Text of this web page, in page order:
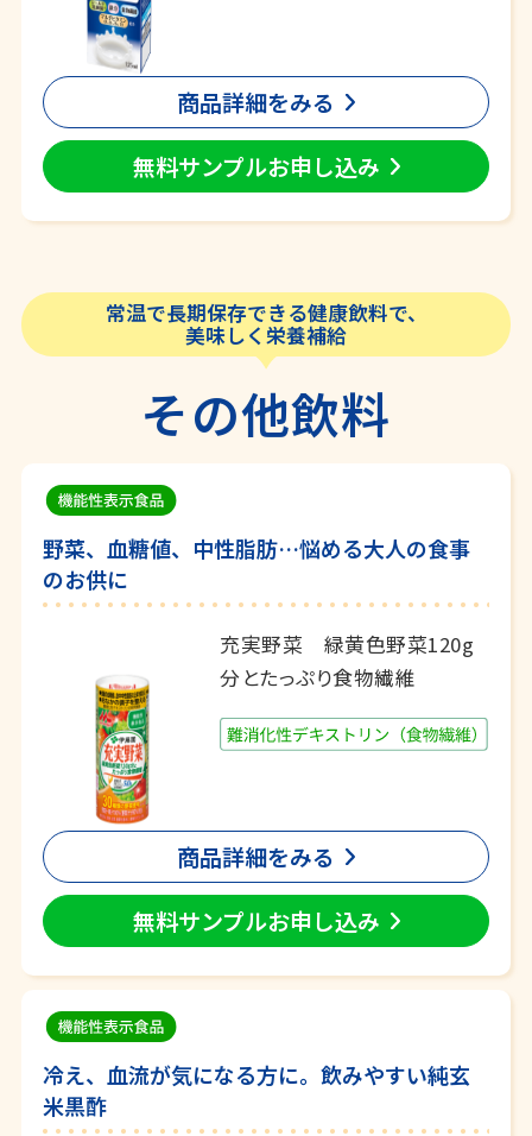
商品詳細をみる
無料サンプルお申し込み
常温で長期保存できる健康飲料で、
美味しく栄養補給
その他飲料
野菜、血糖値、中性脂肪…悩める大人の食事
のお供に
充実野菜 緑黄色野菜120g
分とたっぷり食物繊維
商品詳細をみる
無料サンプルお申し込み
冷え、血流が気になる方に。飲みやすい純玄
米黒酢